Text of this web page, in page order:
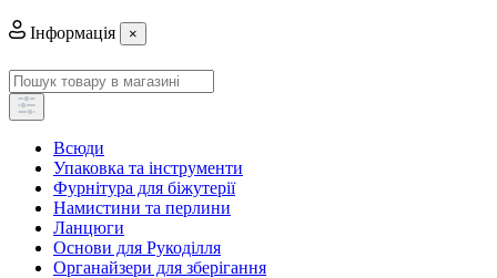
Інформація ×
Всюди
Упаковка та інструменти
Фурнітура для біжутерії
Намистини та перлини
Ланцюги
Основи для Рукоділля
Органайзери для зберігання